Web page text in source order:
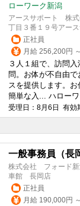
ローワーク新潟
アースサポート 株式
丁目３番１９号アー
正社員
月給 256,200円
３人１組で、訪問
問。お体が不自由
スを提供します。
簡単な入... ハロー
受理日：8月6日 有効
一般事務員（長
株式会社 フォード
車館 長岡店
正社員
月給 190,000円